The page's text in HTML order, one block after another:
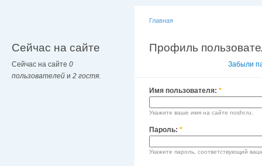
Сейчас на сайте
Сейчас на сайте 0
пользователей и 2 гостя.
Главная
Профиль
Забыли
Имя пользователя: *
Укажите ваше имя на сайте noshr.ru.
Пароль: *
Укажите пароль, соответствующий